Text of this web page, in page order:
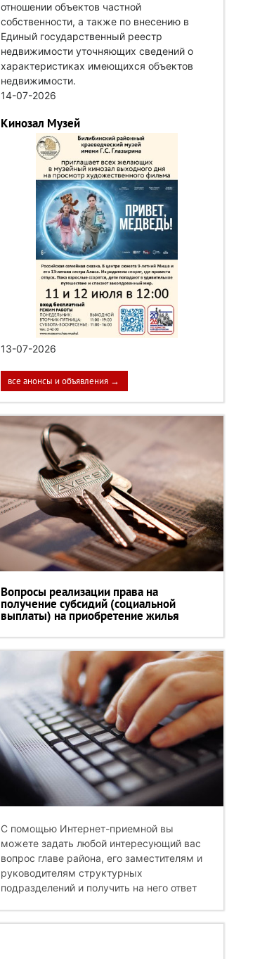
отношении объектов частной
собственности, а также по внесению в
Единый государственный реестр
недвижимости уточняющих сведений о
характеристиках имеющихся объектов
недвижимости.
14-07-2026
Кинозал Музей
13-07-2026
все анонсы и объявления →
Вопросы реализации права на
получение субсидий (социальной
выплаты) на приобретение жилья
С помощью Интернет-приемной вы
можете задать любой интересующий вас
вопрос главе района, его заместителям и
руководителям структурных
подразделений и получить на него ответ